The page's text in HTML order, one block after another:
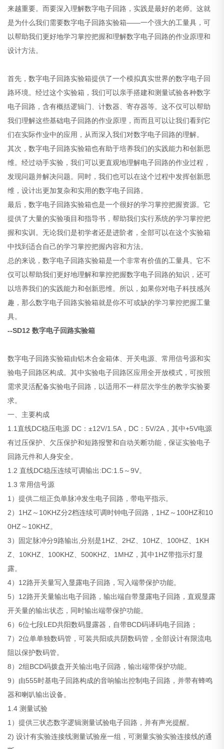
来越重要。而要深入理解数字电子回路，实践是最好的老师。这就
是为什么我们需要数字电子回路实验箱——一个强大的工量具，可
以帮助我们更好地学习掌控把握和理解数字电子回路的作业原理和
设计方法。
首先，数字电子回路实验箱提供了一个模拟真实世界的数字电子回
路环境。经过这个实验箱，我们可以亲手搭建和测量试验各种数字
电子回路，含有概括逻辑门、计数器、寄存器等。这不仅可以帮助
我们理解这些基础电子回路的作业原理，而而且可以让我们看到它
们在实际作业中的应用，从而深入我们对数字电子回路的理解。
其次，数字电子回路实验箱也有助于培养我们的实践能力和创新思
维。经过动手实验，我们可以更直观地理解电子回路的作业过程，
发现问题并解决问题。同时，我们也可以在这个过程中发挥创新思
维，设计出更加复杂和实用的数字电子回路。
最后，数字电子回路实验箱也是一个很好的学习掌控把握资源。它
提供了大量的实验项目和指导书，帮助我们实行系统的学习掌控把
握和实训。无论我们是初学者还是进阶者，全部可以在这个实验箱
中找到适合自己的学习掌控把握内容和方法。
总的来说，数字电子回路实验箱是一个非常有价值的工量具。它不
仅可以帮助我们更好地理解和掌控把握数字电子回路的知识，还可
以培养我们的实践能力和创新思维。所以，如果你对电子科技感兴
趣，那么数字电子回路实验箱就是你不可或缺的学习掌控把握工量
具。
--SD12 数字电子回路实验箱
数字电子回路实验箱由铝木合金箱体、开关电源、常用信号源和实
验电子回路区构成。其中实验电子回路区应用全开放模式，可按照
需求灵活配备实验电子回路，以适用不一样层次学生的教学实验要
求。
一、主要构成
1.1直线DC稳压电源 DC：±12V/1.5A，DC：5V/2A，其中+5V电源
有过压保护、欠压保护和短路报警和自动关断功能，保证实验电子
回路元件和人身安全。
1.2 直线DC稳压连续可调输出:DC:1.5～9V。
1.3 常用信号源
1）提供二组正负单脉冲发生电子回路，带电平指示。
2）1HZ～10KHZ分2档连续可调时钟电子回路，1HZ～100HZ和10
0HZ～10KHZ。
3）固定脉冲分9路输出,分别是1HZ、2HZ、10HZ、100HZ、1KH
Z、10KHZ、100KHZ、500KHZ、1MHZ，其中1HZ带指示灯显
露。
4）12路开关量写入显露电子回路，写入端带保护功能。
5）12路开关量输出电子回路，输出端自带显露电子回路，直观显露
开关量的输出状态，同时输出端带保护功能。
6）6位七段LED共阳数码显露器，自带BCD码译码电子回路；
7）2位单单独数码管，可装共阳或共阴数码管，全部设计有限流电
阻以保护数码管。
8）2组BCD码拨盘开关输出电子回路，输出端带保护功能。
9）由555时基电子回路构成的音响输出控制电子回路，并带有蜂鸣
器和喇叭输出设备。
1.4 测量试验
1）提供三状态数字逻辑测量试验电子回路，并有声光提醒。
2) 设计有实验连接线测量试验座一组，可测量实验实验连接线的通